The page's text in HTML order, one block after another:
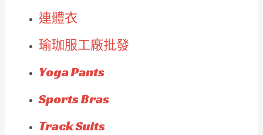
連體衣
瑜珈服工廠批發
Yoga Pants
Sports Bras
Track Suits